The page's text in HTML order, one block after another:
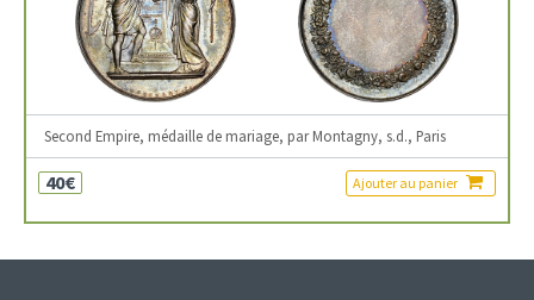
Second Empire, médaille de mariage, par Montagny, s.d., Paris
40€ Ajouter au panier